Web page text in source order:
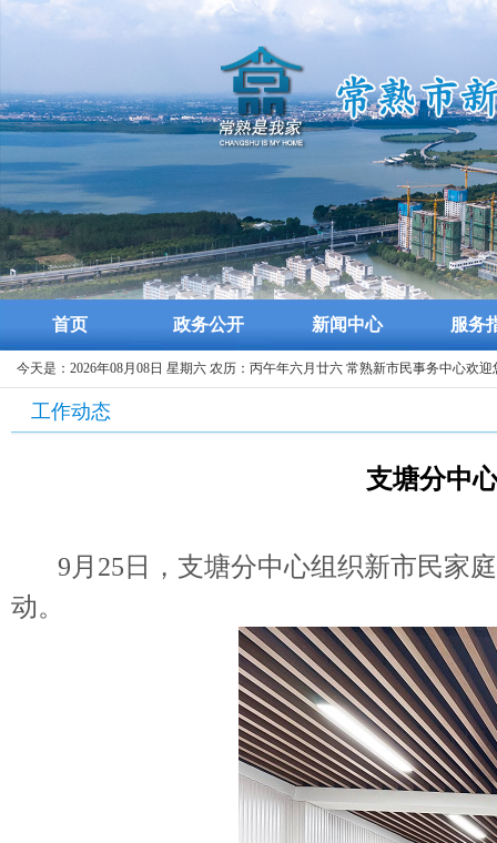
首页 政务公开 新闻中心 服务
今天是：2026年08月08日 星期六 农历：丙午年六月廿六 常熟新市民事务中心欢
工作动态
支塘分中
9月25日，支塘分中心组织新市民家
动。